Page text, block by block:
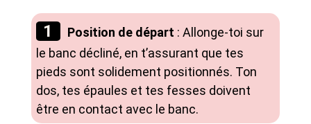
Position de départ : Allonge-toi sur
le banc décliné, en t’assurant que tes
pieds sont solidement positionnés. Ton
dos, tes épaules et tes fesses doivent
être en contact avec le banc.